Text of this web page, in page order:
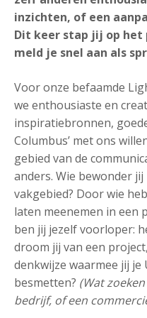
inzichten, of een
Dit keer stap jij op het
meld je snel aan als
Voor onze befaamde
we enthousiaste en
inspiratiebronnen,
Columbus’ met ons
gebied van de
anders. Wie bewonder
vakgebied? Door wie
laten meenemen in een
ben jij jezelf voorloper:
droom jij van een
denkwijze waarmee jij je
besmetten? (Wat
bedrijf, of een